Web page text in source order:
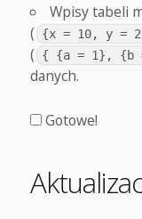
Wpisy tabeli
(
{x = 10, y =
(
{ {a = 1}, {b
danych.
Gotowe!